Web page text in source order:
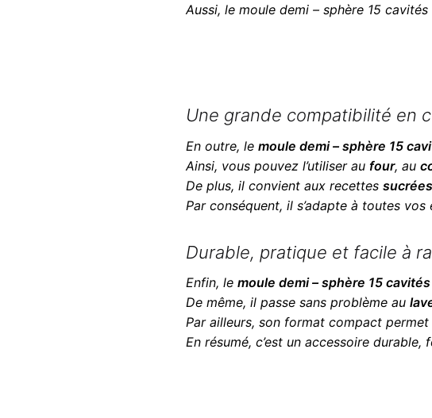
Aussi, le moule demi – sphère 15
Une grande compatibilité en
En outre, le moule demi – sphère 15
Ainsi, vous pouvez l’utiliser au four, au
De plus, il convient aux recettes sucrées
Par conséquent, il s’adapte à toutes vos
Durable, pratique et facile à
Enfin, le moule demi – sphère 15 cavités
De même, il passe sans problème au
Par ailleurs, son format compact
En résumé, c’est un accessoire